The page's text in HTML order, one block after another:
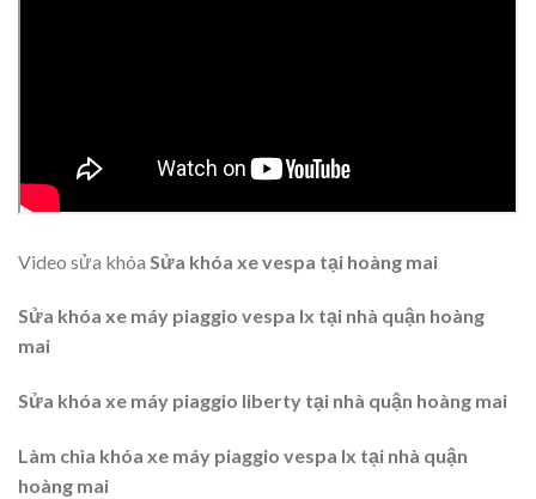
Video sửa khóa Sửa khóa xe vespa tại hoàng mai
Sửa khóa xe máy piaggio vespa lx tại nhà quận hoàng
mai
Sửa khóa xe máy piaggio liberty tại nhà quận hoàng mai
Làm chìa khóa xe máy piaggio vespa lx tại nhà quận
hoàng mai